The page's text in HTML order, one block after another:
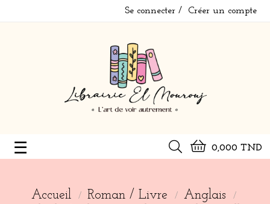
Se connecter Créer un compte
0,000 TND
Basculer
☰
Accueil Roman / Livre
Anglais